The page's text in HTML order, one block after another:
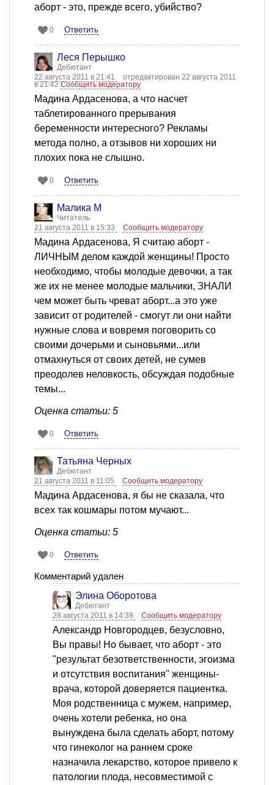
аборт - это, прежде всего, убийство?
0 Ответить
Леся Перышко
Дебютант
22 августа 2011 в 21:41
отредактирован 22 августа 2011
в 21:42Сообщить модератору
Мадина Ардасенова, а что насчет
таблетированного прерывания
беременности интересного? Рекламы
метода полно, а отзывов ни хороших ни
плохих пока не слышно.
0 Ответить
Малика М
Читатель
21 августа 2011 в 15:33
Сообщить модератору
Мадина Ардасенова, Я считаю аборт -
ЛИЧНЫМ делом каждой женщины! Просто
необходимо, чтобы молодые девочки, а так
же их не менее молодые мальчики, ЗНАЛИ
чем может быть чреват аборт...а это уже
зависит от родителей - смогут ли они найти
нужные слова и вовремя поговорить со
своими дочерьми и сыновьями...или
отмахнуться от своих детей, не сумев
преодолев неловкость, обсуждая подобные
темы...
Оценка статьи: 5
0 Ответить
Татьяна Черных
Дебютант
21 августа 2011 в 11:05
Сообщить модератору
Мадина Ардасенова, я бы не сказала, что
всех так кошмары потом мучают...
Оценка статьи: 5
0 Ответить
Комментарий удален
Элина Оборотова
Дебютант
28 августа 2011 в 14:39
Сообщить модератору
Александр Новгородцев, безусловно,
Вы правы! Но бывает, что аборт - это
"результат безответственности, эгоизма
и отсутствия воспитания" женщины-
врача, которой доверяется пациентка.
Моя родственница с мужем, например,
очень хотели ребенка, но она
вынуждена была сделать аборт, потому
что гинеколог на раннем сроке
назначила лекарство, которое привело к
патологии плода, несовместимой с